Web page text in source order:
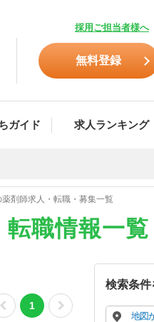
採用ご担当者様へ
無料登録
ガイド 求人ランキング
剤師求人・転職・募集一覧
職情報一覧
1
検索条件
地図